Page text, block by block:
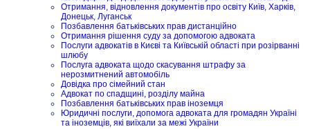
Отримання, відновлення документів про освіту Київ, Харків,
Донецьк, Луганськ
Позбавлення батьківських прав дистанційно
Отримання рішення суду за допомогою адвоката
Послуги адвокатів в Києві та Київській області при розірванні
шлюбу
Послуга адвоката щодо скасування штрафу за
нерозмитнений автомобіль
Довідка про сімейний стан
Адвокат по спадщині, розділу майна
Позбавлення батьківських прав іноземця
Юридичні послуги, допомога адвоката для громадян Україні
та іноземців, які виїхали за межі України